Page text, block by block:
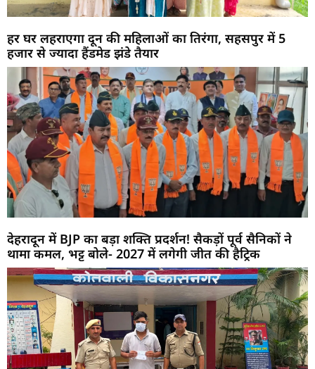
हर घर लहराएगा दून की महिलाओं का तिरंगा, सहसपुर में 5
हजार से ज्यादा हैंडमेड झंडे तैयार
देहरादून में BJP का बड़ा शक्ति प्रदर्शन! सैकड़ों पूर्व सैनिकों ने
थामा कमल, भट्ट बोले- 2027 में लगेगी जीत की हैट्रिक